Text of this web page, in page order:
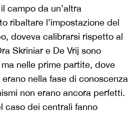
campo da un’altra
ribaltare l’impostazione del
doveva calibrarsi rispetto al
Skriniar e De Vrij sono
nelle prime partite, dove
erano nella fase di conoscenza
non erano ancora perfetti.
caso dei centrali fanno